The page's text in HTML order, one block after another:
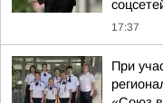
17:37
При